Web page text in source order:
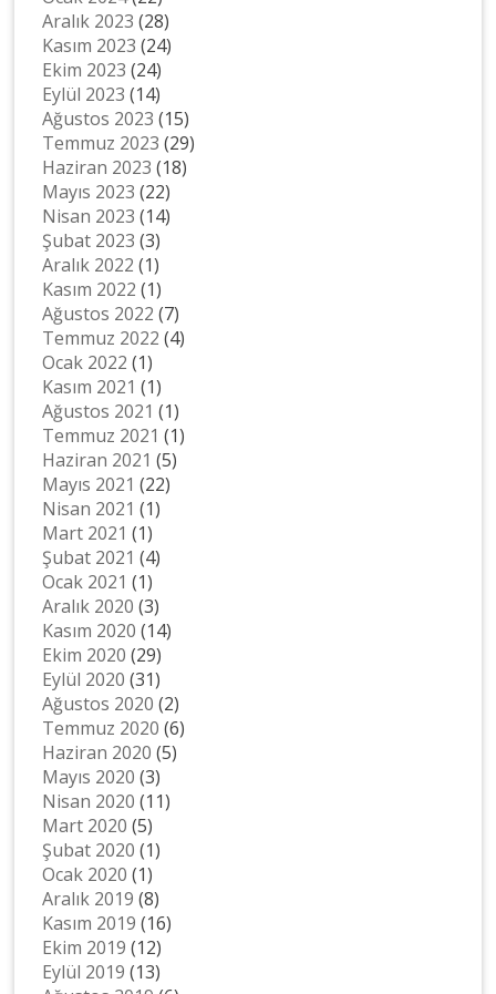
Aralık 2023 (28)
Kasım 2023 (24)
Ekim 2023 (24)
Eylül 2023 (14)
Ağustos 2023 (15)
Temmuz 2023 (29)
Haziran 2023 (18)
Mayıs 2023 (22)
Nisan 2023 (14)
Şubat 2023 (3)
Aralık 2022 (1)
Kasım 2022 (1)
Ağustos 2022 (7)
Temmuz 2022 (4)
Ocak 2022 (1)
Kasım 2021 (1)
Ağustos 2021 (1)
Temmuz 2021 (1)
Haziran 2021 (5)
Mayıs 2021 (22)
Nisan 2021 (1)
Mart 2021 (1)
Şubat 2021 (4)
Ocak 2021 (1)
Aralık 2020 (3)
Kasım 2020 (14)
Ekim 2020 (29)
Eylül 2020 (31)
Ağustos 2020 (2)
Temmuz 2020 (6)
Haziran 2020 (5)
Mayıs 2020 (3)
Nisan 2020 (11)
Mart 2020 (5)
Şubat 2020 (1)
Ocak 2020 (1)
Aralık 2019 (8)
Kasım 2019 (16)
Ekim 2019 (12)
Eylül 2019 (13)